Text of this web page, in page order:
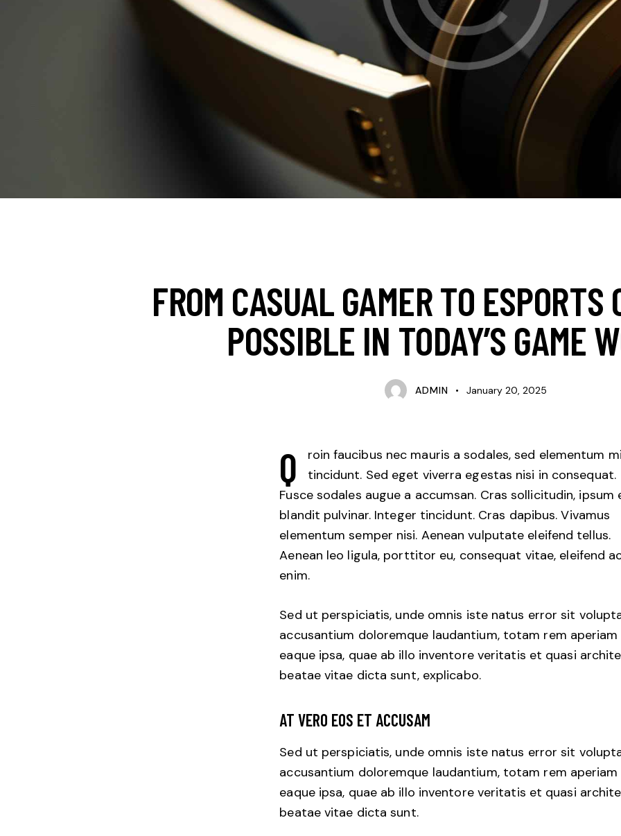
FROM CASUAL GAMER TO
POSSIBLE IN TODAY’S GAME
ADMIN January 20, 2025
Q
roin faucibus nec mauris a sodales, sed elementum mi
tincidunt. Sed eget viverra egestas nisi in consequat.
Fusce sodales augue a accumsan. Cras sollicitudin, ipsum
blandit pulvinar. Integer tincidunt. Cras dapibus. Vivamus
elementum semper nisi. Aenean vulputate eleifend tellus.
Aenean leo ligula, porttitor eu, consequat vitae, eleifend
enim.
Sed ut perspiciatis, unde omnis iste natus error sit
accusantium doloremque laudantium, totam rem aperiam
eaque ipsa, quae ab illo inventore veritatis et quasi
beatae vitae dicta sunt, explicabo.
AT VERO EOS ET ACCUSAM
Sed ut perspiciatis, unde omnis iste natus error sit
accusantium doloremque laudantium, totam rem aperiam
eaque ipsa, quae ab illo inventore veritatis et quasi
beatae vitae dicta sunt.